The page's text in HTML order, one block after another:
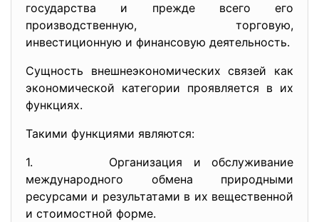
государства и прежде всего его
производственную, торговую,
инвестиционную и финансовую деятельность.
Сущность внешнеэкономических связей как
экономической категории проявляется в их
функциях.
Такими функциями являются:
1. Организация и обслуживание
международного обмена природными
ресурсами и результатами в их вещественной
и стоимостной форме.